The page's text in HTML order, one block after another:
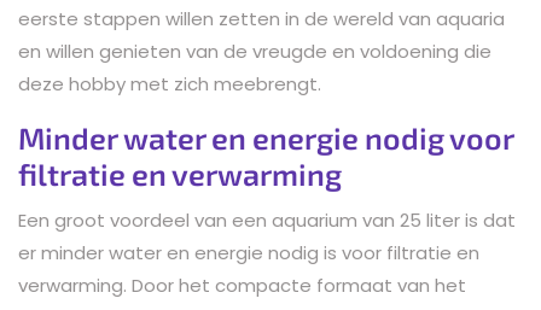
eerste stappen willen zetten in de wereld van aquaria
en willen genieten van de vreugde en voldoening die
deze hobby met zich meebrengt.
Minder water en energie nodig voor
filtratie en verwarming
Een groot voordeel van een aquarium van 25 liter is dat
er minder water en energie nodig is voor filtratie en
verwarming. Door het compacte formaat van het